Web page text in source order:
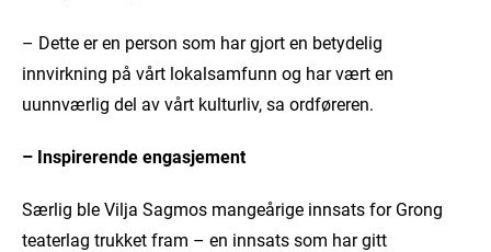
– Dette er en person som har gjort en betydelig
innvirkning på vårt lokalsamfunn og har vært en
uunnværlig del av vårt kulturliv, sa ordføreren.
– Inspirerende engasjement
Særlig ble Vilja Sagmos mangeårige innsats for Grong
teaterlag trukket fram – en innsats som har gitt